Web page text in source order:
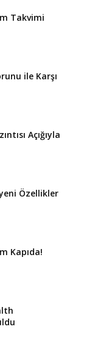
Takvimi
ile Karşı
Açığıyla
Özellikler
Kapıda!